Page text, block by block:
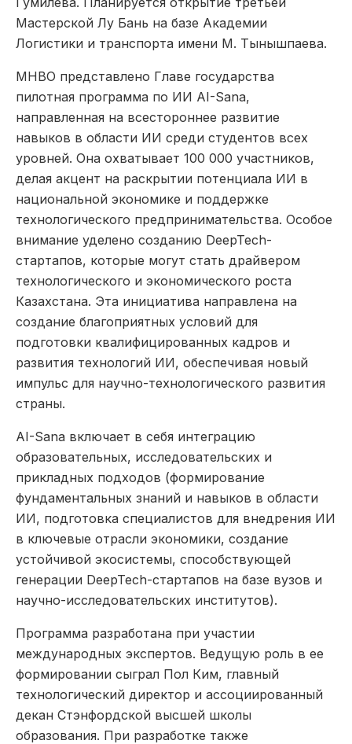
Мастерской Лу Бань на базе Академии
Логистики и транспорта имени М. Тынышпаева.
МНВО представлено Главе государства
пилотная программа по ИИ AI-Sana,
направленная на всестороннее развитие
навыков в области ИИ среди студентов всех
уровней. Она охватывает 100 000 участников,
делая акцент на раскрытии потенциала ИИ в
национальной экономике и поддержке
технологического предпринимательства. Особое
внимание уделено созданию DeepTech-
стартапов, которые могут стать драйвером
технологического и экономического роста
Казахстана. Эта инициатива направлена на
создание благоприятных условий для
подготовки квалифицированных кадров и
развития технологий ИИ, обеспечивая новый
импульс для научно-технологического развития
страны.
AI-Sana включает в себя интеграцию
образовательных, исследовательских и
прикладных подходов (формирование
фундаментальных знаний и навыков в области
ИИ, подготовка специалистов для внедрения ИИ
в ключевые отрасли экономики, создание
устойчивой экосистемы, способствующей
генерации DeepTech-стартапов на базе вузов и
научно-исследовательских институтов).
Программа разработана при участии
международных экспертов. Ведущую роль в ее
формировании сыграл Пол Ким, главный
технологический директор и ассоциированный
декан Стэнфордской высшей школы
образования. При разработке также